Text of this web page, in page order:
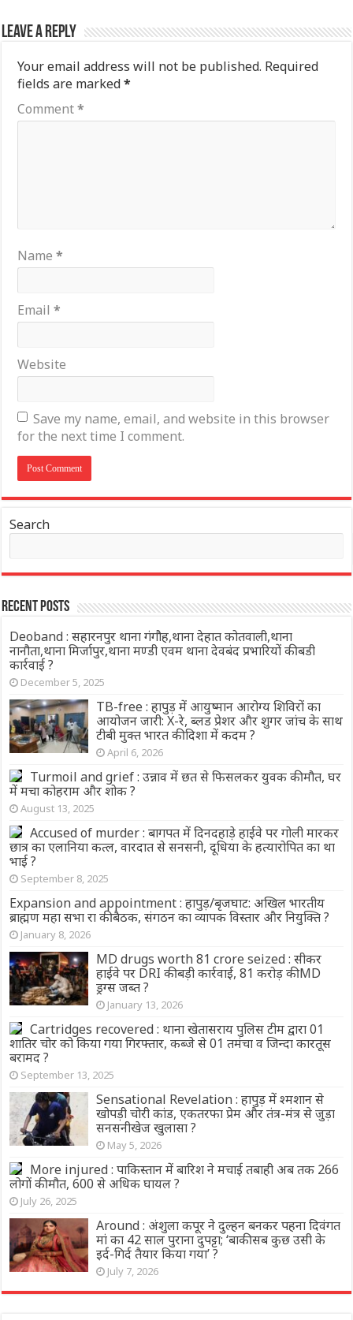
Leave a Reply
Your email address will not be published. Required
fields are marked*
Comment*
Name*
Email*
Website
Save my name, email, and website in this browser
for the next time I comment.
Search
Recent Posts
Deoband : सहारनपुर थाना गंगौह,थाना देहात कोतवाली,थाना
नानौता,थाना मिर्जापुर,थाना मण्डी एवम थाना देवबंद प्रभारियों की बडी
कार्रवाई ?
December 5, 2025
TB-free : हापुड़ में आयुष्मान आरोग्य शिविरों का
आयोजन जारी: X-रे, ब्लड प्रेशर और शुगर जांच के साथ
टीबी मुक्त भारत की दिशा में कदम ?
April 6, 2026
Turmoil and grief : उन्नाव में छत से फिसलकर युवक की मौत, घर
में मचा कोहराम और शोक ?
August 13, 2025
Accused of murder : बागपत में दिनदहाड़े हाईवे पर गोली मारकर
छात्र का एलानिया कत्ल, वारदात से सनसनी, दूधिया के हत्यारोपित का था
भाई ?
September 8, 2025
Expansion and appointment : हापुड़/बृजघाट: अखिल भारतीय
ब्राह्मण महा सभा रा की बैठक, संगठन का व्यापक विस्तार और नियुक्ति ?
January 8, 2026
MD drugs worth 81 crore seized : सीकर
हाईवे पर DRI की बड़ी कार्रवाई, 81 करोड़ की MD
ड्रग्स जब्त ?
January 13, 2026
Cartridges recovered : थाना खेतासराय पुलिस टीम द्वारा 01
शातिर चोर को किया गया गिरफ्तार, कब्जे से 01 तमंचा व जिन्दा कारतूस
बरामद ?
September 13, 2025
Sensational Revelation : हापुड़ में श्मशान से
खोपड़ी चोरी कांड, एकतरफा प्रेम और तंत्र-मंत्र से जुड़ा
सनसनीखेज खुलासा ?
May 5, 2026
More injured : पाकिस्तान में बारिश ने मचाई तबाही अब तक 266
लोगों की मौत, 600 से अधिक घायल ?
July 26, 2025
Around : अंशुला कपूर ने दुल्हन बनकर पहना दिवंगत
मां का 42 साल पुराना दुपट्टा; ‘बाकी सब कुछ उसी के
इर्द-गिर्द तैयार किया गया’ ?
July 7, 2026